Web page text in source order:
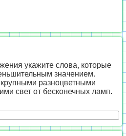
укажите слова, которые
значением.
разноцветными
свет от бесконечных ламп.